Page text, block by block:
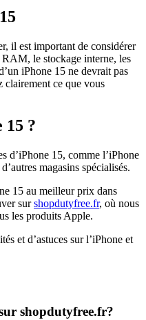
il est important de considérer
RAM, le stockage interne, les
iPhone 15 ne devrait pas
clairement ce que vous
15 ?
d’iPhone 15, comme l’iPhone
magasins spécialisés.
15 au meilleur prix dans
surshopdutyfree.fr, où nous
les produits Apple.
et d’astuces sur l’iPhone et
shopdutyfree.fr?